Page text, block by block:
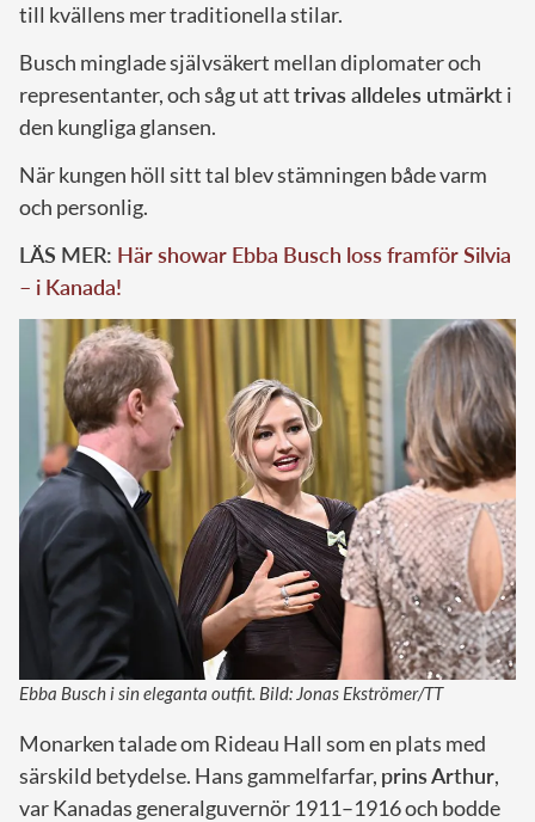
till kvällens mer traditionella stilar.
Busch minglade självsäkert mellan diplomater och
representanter, och såg ut atttrivas alldeles utmärkti
den kungliga glansen.
När kungen höll sitt tal blev stämningen både varm
och personlig.
LÄS MER: Här showar Ebba Busch loss framför Silvia
– i Kanada!
Ebba Busch i sin eleganta outfit. Bild: Jonas Ekströmer/TT
Monarken talade om Rideau Hall som en plats med
särskild betydelse. Hans gammelfarfar, prins Arthur,
var Kanadas generalguvernör 1911–1916 och bodde